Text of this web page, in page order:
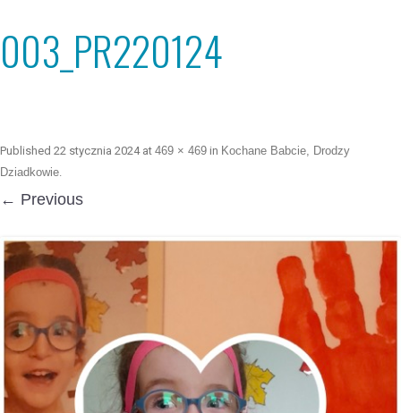
003_PR220124
Published 22 stycznia 2024at 469 × 469 in Kochane Babcie, Drodzy
Dziadkowie.
← Previous